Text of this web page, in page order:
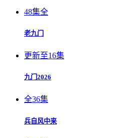
48集全
老九门
更新至16集
九门2026
全36集
兵自风中来